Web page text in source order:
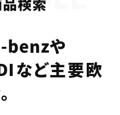
benzや
など主要欧